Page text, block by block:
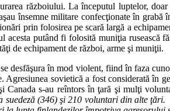
războiului. La începutul luptelor,
însemne militare confecţionate în grabă
prin folosirea pe scară largă a
putând fi folosită muniţia
de echipament de război, arme şi muniţii.
desfăşura în mod violent, fiind în faza
sovietică a fost considerată în
s-au reîntors în ţară şi mulţi
(346) şi 210 voluntari din alte ţări.